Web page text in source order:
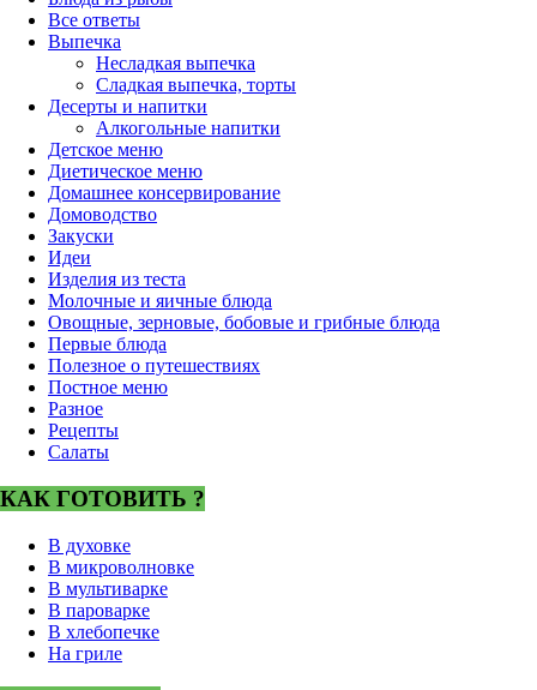
Все ответы
Выпечка
Несладкая выпечка
Сладкая выпечка, торты
Десерты и напитки
Алкогольные напитки
Детское меню
Диетическое меню
Домашнее консервирование
Домоводство
Закуски
Идеи
Изделия из теста
Молочные и яичные блюда
Овощные, зерновые, бобовые и грибные блюда
Первые блюда
Полезное о путешествиях
Постное меню
Разное
Рецепты
Салаты
КАК ГОТОВИТЬ ?
В духовке
В микроволновке
В мультиварке
В пароварке
В хлебопечке
На гриле